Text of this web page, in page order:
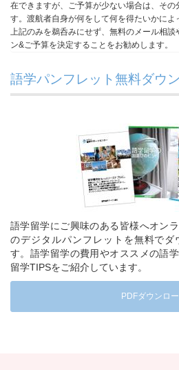
在できますが、ご予算が少ない場合は、その
す。渡航者自身が何をして何を得たいかによ
上記のみを鵜呑みにせず、無料のメール相談
ン&ご予算を決定することをお勧めします。
語学パンフレット無料ダウ
語学留学にご興味のある皆様へオン
のデジタルパンフレットを無料でダ
す。語学留学の費用やオススメの語
留学TIPSをご紹介しています。
PDFダウンロ